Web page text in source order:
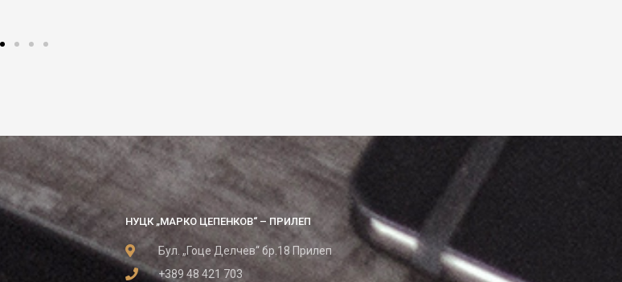
НУЦК „МАРКО ЦЕПЕНКОВ“ – ПРИЛЕП
Бул. „Гоце Делчев“ бр.18 Прилеп
+389 48 421 703